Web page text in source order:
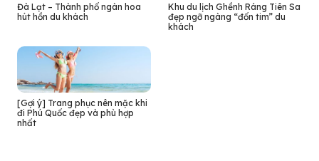
Đà Lạt – Thành phố ngàn hoa
hút hồn du khách
Khu du lịch Ghềnh Ráng Tiên Sa
đẹp ngỡ ngàng “đốn tim” du
khách
[Gợi ý] Trang phục nên mặc khi
đi Phú Quốc đẹp và phù hợp
nhất